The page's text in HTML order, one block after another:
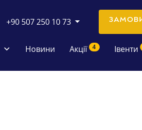
+90 507 250 10 73
Новини Акції 4 Івенти